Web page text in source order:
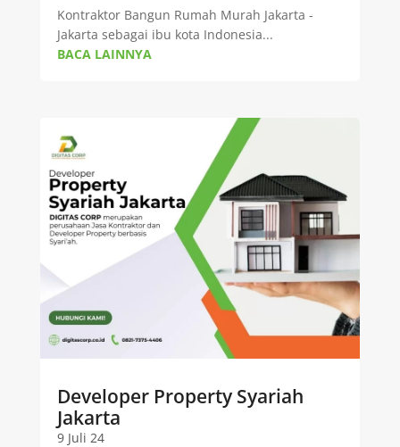
Kontraktor Bangun Rumah Murah Jakarta -
Jakarta sebagai ibu kota Indonesia...
BACA LAINNYA
Developer Property Syariah
Jakarta
9 Juli 24